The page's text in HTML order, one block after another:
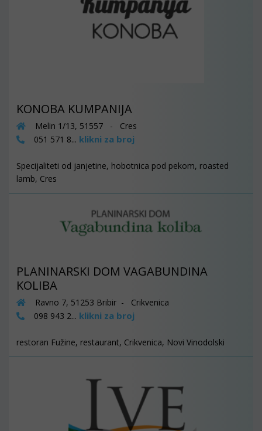
KONOBA KUMPANIJA
Melin 1/13, 51557 - Cres
051 571 8... klikni za broj
Specijaliteti od janjetine, hobotnica pod pekom, roasted
lamb, Cres
PLANINARSKI DOM VAGABUNDINA
KOLIBA
Ravno 7, 51253 Bribir - Crikvenica
098 943 2... klikni za broj
restoran Fužine, restaurant, Crikvenica, Novi Vinodolski